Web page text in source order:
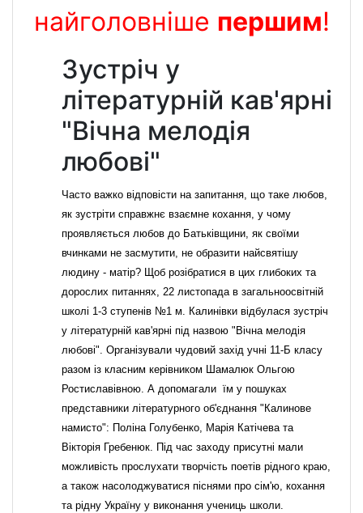
найголовніше першим!
Зустріч у
літературній кав'ярні
"Вічна мелодія
любові"
Часто важко відповісти на запитання, що таке любов,
як зустріти справжнє взаємне кохання, у чому
проявляється любов до Батьківщини, як своїми
вчинками не засмутити, не образити найсвятішу
людину - матір? Щоб розібратися в цих глибоких та
дорослих питаннях, 22 листопада в загальноосвітній
школі 1-3 ступенів №1 м. Калинівки відбулася зустріч
у літературній кав'ярні під назвою "Вічна мелодія
любові". Організували чудовий захід учні 11-Б класу
разом із класним керівником Шамалюк Ольгою
Ростиславівною. А допомагали їм у пошуках
представники літературного об'єднання "Калинове
намисто": Поліна Голубенко, Марія Катічева та
Вікторія Гребенюк. Під час заходу присутні мали
можливість прослухати творчість поетів рідного краю,
а також насолоджуватися піснями про сім'ю, кохання
та рідну Україну у виконання учениць школи.